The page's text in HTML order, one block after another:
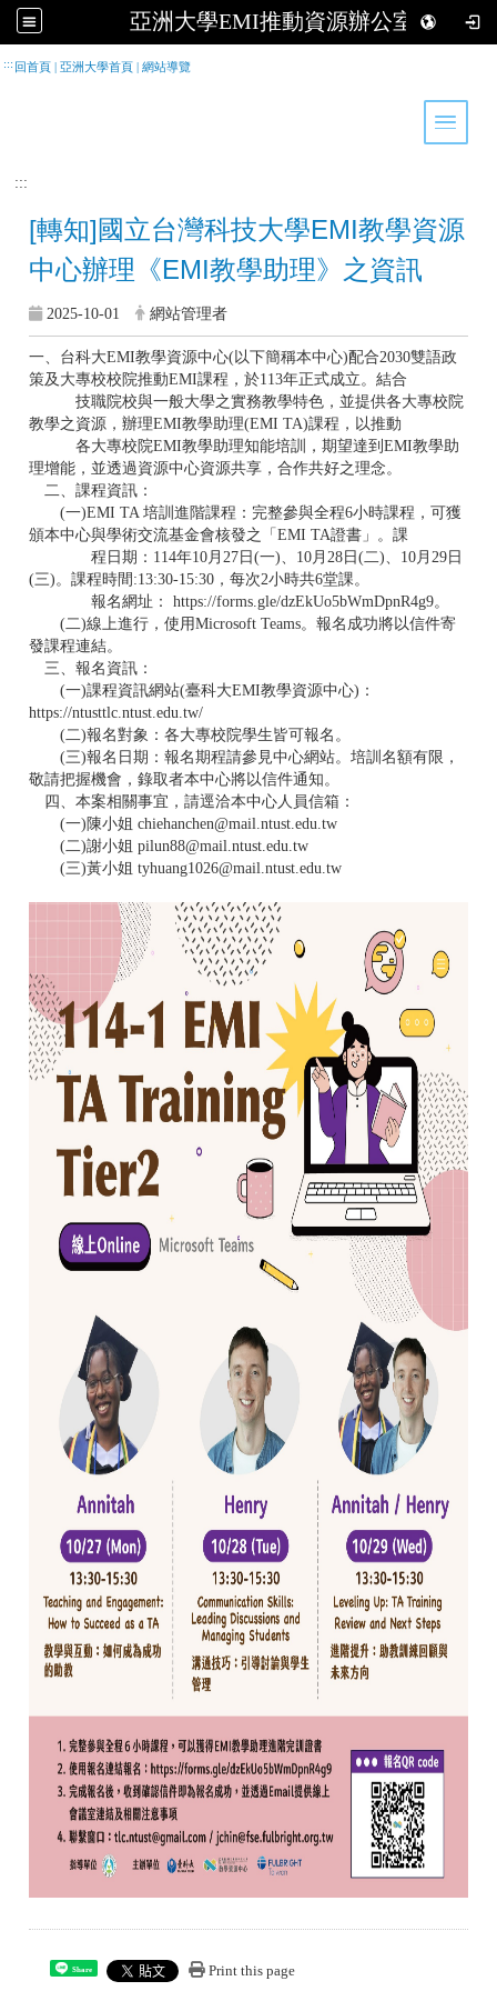
亞洲大學EMI推動資源辦公室
::: 回首頁 |亞洲大學首頁 |網站導覽
Toggle
:::
[轉知]國立台灣科技大學EMI教學資源
中心辦理《EMI教學助理》之資訊
2025-10-01 網站管理者
一、台科大EMI教學資源中心(以下簡稱本中心)配合2030雙語政
策及大專校校院推動EMI課程，於113年正式成立。結合
技職院校與一般大學之實務教學特色，並提供各大專校院
教學之資源，辦理EMI教學助理(EMI TA)課程，以推動
各大專校院EMI教學助理知能培訓，期望達到EMI教學助
理增能，並透過資源中心資源共享，合作共好之理念。
二、課程資訊：
(一)EMI TA 培訓進階課程：完整參與全程6小時課程，可獲
頒本中心與學術交流基金會核發之「EMI TA證書」。課
程日期：114年10月27日(一)、10月28日(二)、10月29日
(三)。課程時間:13:30-15:30，每次2小時共6堂課。
報名網址： https://forms.gle/dzEkUo5bWmDpnR4g9。
(二)線上進行，使用Microsoft Teams。報名成功將以信件寄
發課程連結。
三、報名資訊：
(一)課程資訊網站(臺科大EMI教學資源中心)：
https://ntusttlc.ntust.edu.tw/
(二)報名對象：各大專校院學生皆可報名。
(三)報名日期：報名期程請參見中心網站。培訓名額有限，
敬請把握機會，錄取者本中心將以信件通知。
四、本案相關事宜，請逕洽本中心人員信箱：
(一)陳小姐 chiehanchen@mail.ntust.edu.tw
(二)謝小姐 pilun88@mail.ntust.edu.tw
(三)黃小姐 tyhuang1026@mail.ntust.edu.tw
Share Print this page